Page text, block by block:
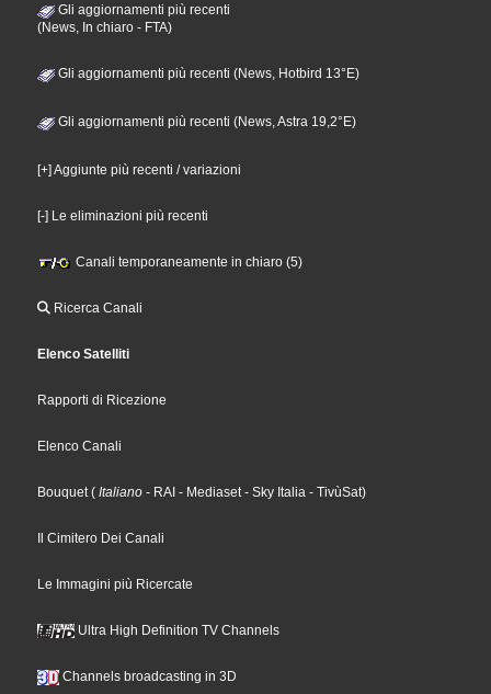
Gli aggiornamenti più recenti
(News, In chiaro - FTA)
Gli aggiornamenti più recenti (News, Hotbird 13°E)
Gli aggiornamenti più recenti (News, Astra 19,2°E)
[+] Aggiunte più recenti / variazioni
[-] Le eliminazioni più recenti
Canali temporaneamente in chiaro (5)
Ricerca Canali
Elenco Satelliti
Rapporti di Ricezione
Elenco Canali
Bouquet ( Italiano - RAI - Mediaset - Sky Italia - TivùSat)
Il Cimitero Dei Canali
Le Immagini più Ricercate
Ultra High Definition TV Channels
Channels broadcasting in 3D